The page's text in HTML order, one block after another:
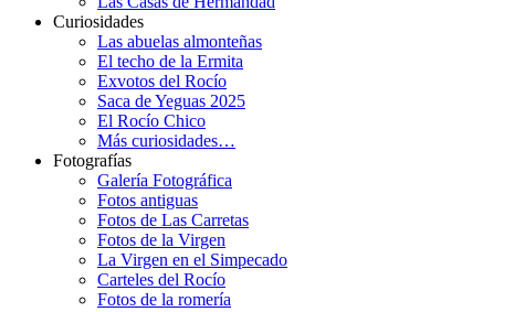
Curiosidades
Las abuelas almonteñas
El techo de la Ermita
Exvotos del Rocío
Saca de Yeguas 2025
El Rocío Chico
Más curiosidades…
Fotografías
Galería Fotográfica
Fotos antiguas
Fotos de Las Carretas
Fotos de la Virgen
La Virgen en el Simpecado
Carteles del Rocío
Fotos de la romería